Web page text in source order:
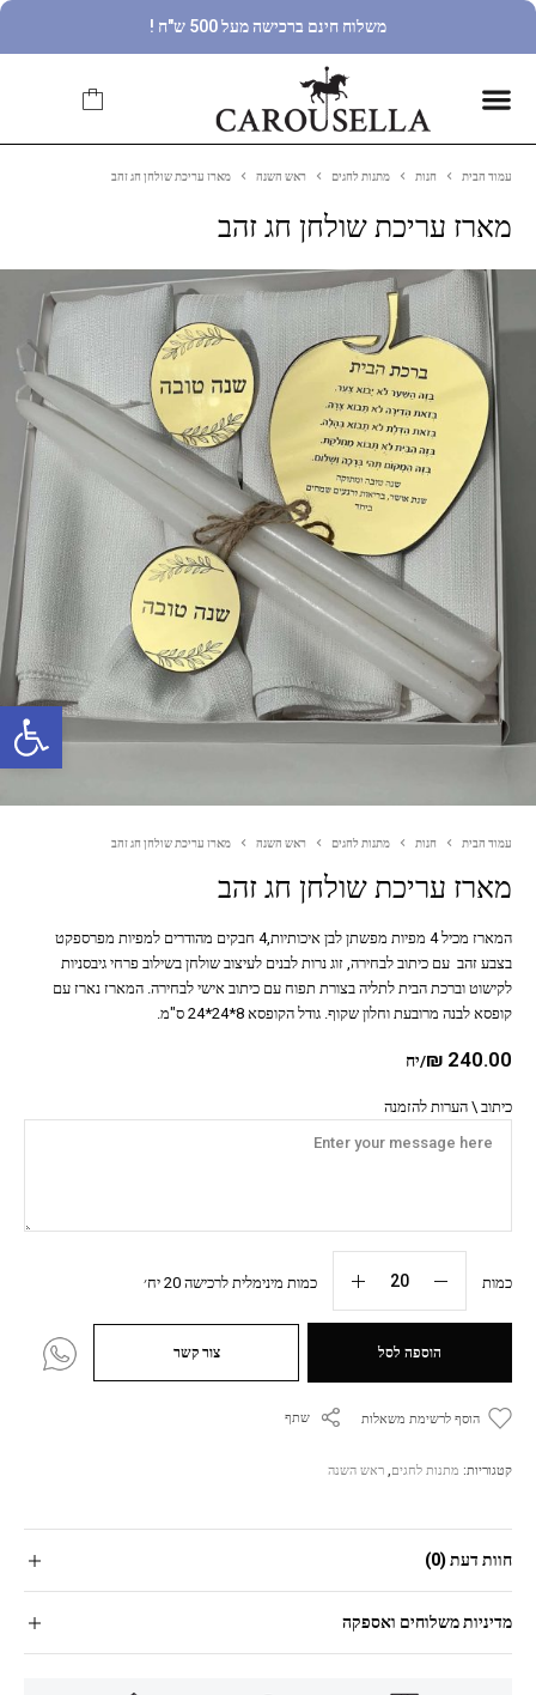
פתח סרגל נגישות
משלוח חינם ברכישה מעל 500 ש"ח !
עמוד הבית חנות מתנות לחגים ראש השנה מארז עריכת שולחן חג זהב
מארז עריכת שולחן חג זהב
עמוד הבית חנות מתנות לחגים ראש השנה מארז עריכת שולחן חג זהב
מארז עריכת שולחן חג זהב
₪ 240.00 /יח
כיתוב \ הערות להזמנה
כמות כמות מינימלית לרכישה 20 יח׳
הוספה לסל צור קשר
הוסף לרשימת משאלות שתף
קטגוריות: מתנות לחגים, ראש השנה
המארז מכיל 4 מפיות מפשתן לבן איכותיות,4 חבקים מהודרים למפיות מפרספקט
בצבע זהב עם כיתוב לבחירה, זוג נרות לבנים לעיצוב שולחן בשילוב פרחי גיבסניות
לקישוט וברכת הבית לתליה בצורת תפוח עם כיתוב אישי לבחירה. המארז נארז עם
קופסא לבנה מרובעת וחלון שקוף. גודל הקופסא 8*24*24 ס"מ.
חוות דעת (0)
מדיניות משלוחים ואספקה